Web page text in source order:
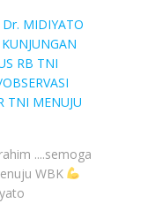
MIDIYATO
RB TNI
TNI MENUJU
....semoga
WBK